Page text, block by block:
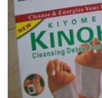
Výpredaj